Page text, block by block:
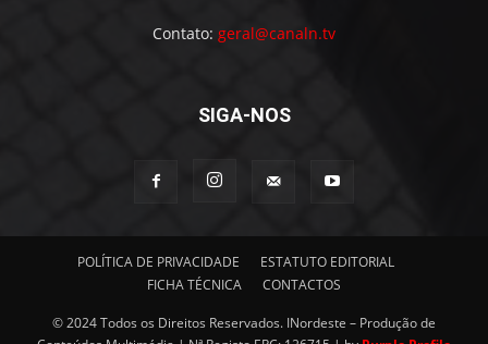
Contato: geral@canaln.tv
SIGA-NOS
POLÍTICA DE PRIVACIDADE
ESTATUTO EDITORIAL
FICHA TÉCNICA
CONTACTOS
© 2024 Todos os Direitos Reservados. INordeste – Produção de